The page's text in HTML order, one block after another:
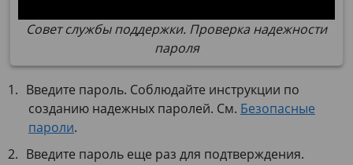
Совет службы поддержки. Проверка надежности
пароля
Введите пароль. Соблюдайте инструкции по
созданию надежных паролей. См. Безопасные
пароли.
Введите пароль еще раз для подтверждения.